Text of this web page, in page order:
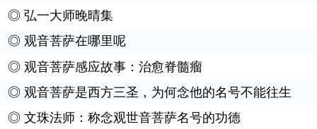
◎ 弘一大师晚晴集
◎ 观音菩萨在哪里呢
◎ 观音菩萨感应故事：治愈脊髓瘤
◎ 观音菩萨是西方三圣，为何念他的名号不能往生
◎ 文珠法师：称念观世音菩萨名号的功德